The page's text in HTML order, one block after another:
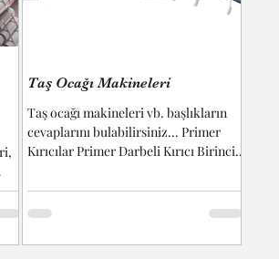
Taş Ocağı Makineleri
Taş ocağı makineleri vb. başlıkların
cevaplarını bulabilirsiniz... Primer
Kırıcılar Primer Darbeli Kırıcı Birincil